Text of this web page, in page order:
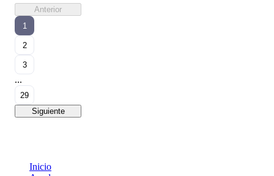
Anterior
1
2
3
...
29
Siguiente
Inicio